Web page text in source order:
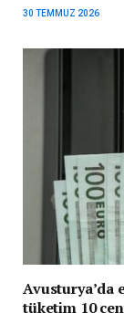
30 TEMMUZ 2026
Avusturya’da
tüketim 10